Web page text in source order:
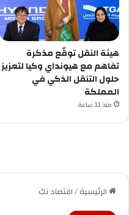
هيئة النقل توقّع مذكرة
تفاهم مع هيونداي وكيا لتعزيز
حلول التنقل الذكي في
المملكة
منذ 11 ساعة